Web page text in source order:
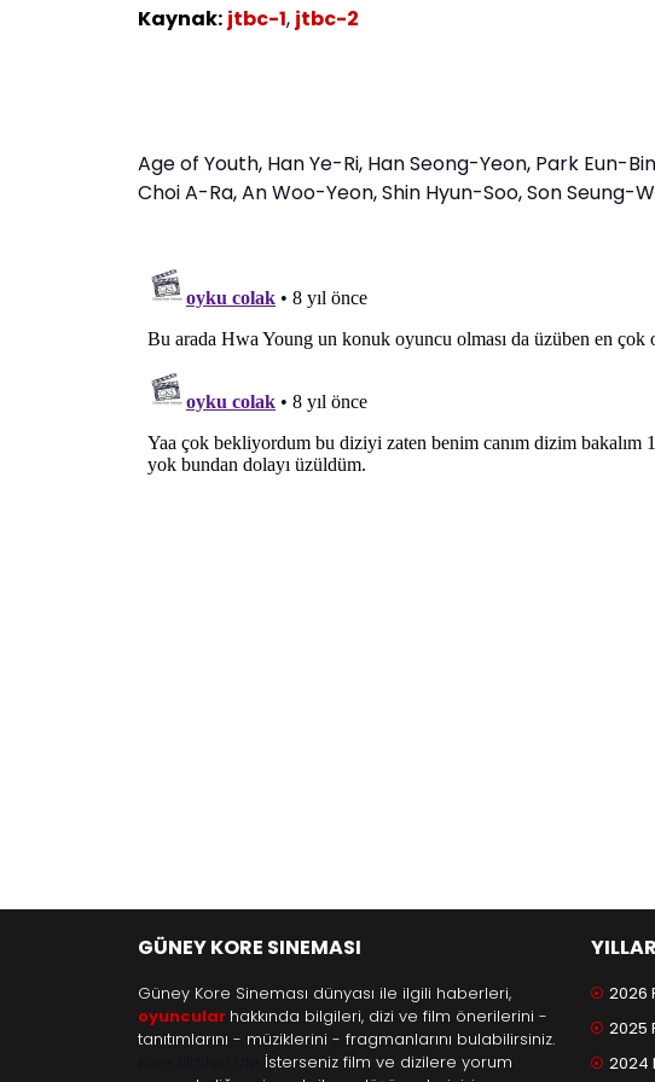
Kaynak: jtbc-1, jtbc-2
Age of Youth, Han Ye-Ri, Han Seong-Yeon, Park Eun-Bin
Choi A-Ra,An Woo-Yeon,Shin Hyun-Soo,Son Seung-
GÜNEY KORE SINEMASI
Güney Kore Sineması dünyası ile ilgili haberleri,
oyuncular hakkında bilgileri, dizi ve film önerilerini -
tanıtımlarını - müziklerini - fragmanlarını bulabilirsiniz.
İsterseniz film ve dizilere yorum
2026
2025
2024